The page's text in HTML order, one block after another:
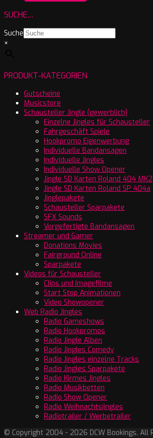
SUCHE…
Suche
×
PRODUKT-KATEGORIEN
Gutscheine
Musicstore
Schausteller Jingle (gewerblich)
Einzelne Jingles für Schausteller
Fahrgeschäft Spiele
Hookpromo Eigenwerbung
Individuelle Bandansagen
Individuelle Jingles
Individuelle Show Opener
Jingle SD Karten Roland 404 MK2
Jingle SD Karten Roland SP 404a
Jinglepakete
Schausteller Sparpakete
SFX Sounds
Vorgefertigte Bandansagen
Streamer und Gamer
Donations Movies
Fairground Online
Sparpakete
Videos für Schausteller
Clips und Imagefilme
Start Stop Animationen
Video Showopener
Web Radio Jingles
Radio Gameshows
Radio Hookpromos
Radio Jingle Alben
Radio Jingles Comedy
Radio Jingles einzelne Tracks
Radio Jingles Sparpakete
Radio Kirmes Jingles
Radio Musikbetten
Radio Show Opener
Radio Weihnachtsjingles
Radiotrailer / Werbetrailer
© Copyright 2004 - 2026 DCW Bookings. All